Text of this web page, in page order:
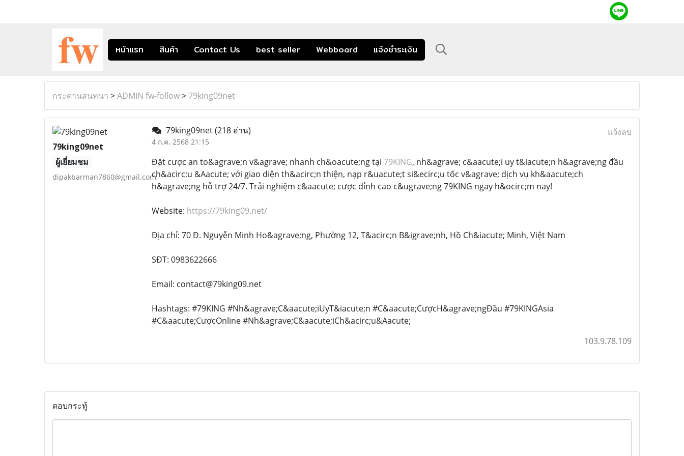
หน้าแรก สินค้า Contact Us best seller Webboard แจ้งชำระเงิน
กระดานสนทนา >ADMIN fw-follow>79king09net
79king09net
ผู้เยี่ยมชม
dipakbarman7860@gmail.com
79king09net(218 อ่าน)
4 ก.ค. 2568 21:15
แจ้งลบ
Đặt cược an to&agrave;n v&agrave; nhanh ch&oacute;ng tại 79KING, nh&agrave; c&aacute;i uy t&iacute;n h&agrave;ng đầu
ch&acirc;u &Aacute; với giao diện th&acirc;n thiện, nạp r&uacute;t si&ecirc;u tốc v&agrave; dịch vụ kh&aacute;ch
h&agrave;ng hỗ trợ 24/7. Trải nghiệm c&aacute; cược đỉnh cao c&ugrave;ng 79KING ngay h&ocirc;m nay!
Website: https://79king09.net/
Địa chỉ: 70 Đ. Nguyễn Minh Ho&agrave;ng, Phường 12, T&acirc;n B&igrave;nh, Hồ Ch&iacute; Minh, Việt Nam
SĐT: 0983622666
Email: contact@79king09.net
Hashtags: #79KING #Nh&agrave;C&aacute;iUyT&iacute;n #C&aacute;CượcH&agrave;ngĐầu #79KINGAsia
#C&aacute;CượcOnline #Nh&agrave;C&aacute;iCh&acirc;u&Aacute;
103.9.78.109
ตอบกระทู้